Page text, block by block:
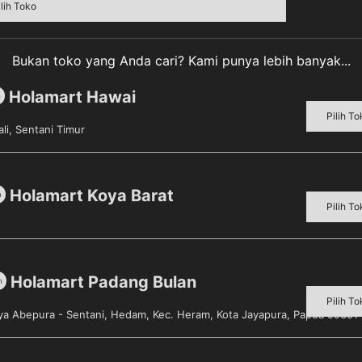
dengan vitamin A, D, C, B1, B2, Niasin, B6,
800gr mengandung makronutrien dan
sel otot anak, Kalsium yang membantu
tubuh anak serta Zat besi sebagai pembentuk sel
Toko
Bukan toko yang Anda cari? Kami punya lebih banyak...
Holamart Hawai
Sentani Timur
Pilih
Holamart Koya Barat
Pilih
Holamart Padang Bulan
Abepura - Sentani, Hedam, Kec. Heram, Kota Jayapura, Papua 99351
Pilih